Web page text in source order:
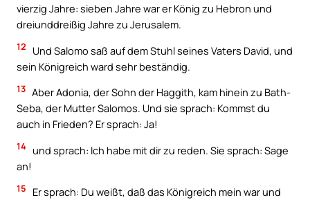
vierzig Jahre: sieben Jahre war er König zu Hebron und
dreiunddreißig Jahre zu Jerusalem.
12
Und Salomo saß auf dem Stuhl seines Vaters David, und
sein Königreich ward sehr beständig.
13 Aber Adonia, der Sohn der Haggith, kam hinein zu Bath-
Seba, der Mutter Salomos. Und sie sprach: Kommst du
auch in Frieden? Er sprach: Ja!
14 und sprach: Ich habe mit dir zu reden. Sie sprach: Sage
an!
15
Er sprach: Du weißt, daß das Königreich mein war und